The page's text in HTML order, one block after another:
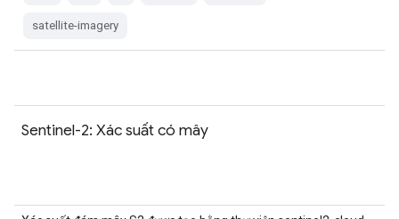
satellite-imagery
Sentinel-2: Xác suất có mây